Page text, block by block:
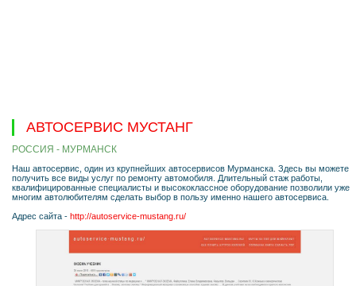
АВТОСЕРВИС МУСТАНГ
РОССИЯ - МУРМАНСК
Наш автосервис, один из крупнейших автосервисов Мурманска. Здесь вы можете
получить все виды услуг по ремонту автомобиля. Длительный стаж работы,
квалифицированные специалисты и высококлассное оборудование позволили уже
многим автолюбителям сделать выбор в пользу именно нашего автосервиса.
Адрес сайта - http://autoservice-mustang.ru/